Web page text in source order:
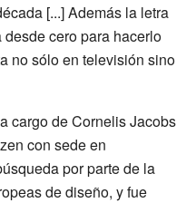
[...] Además la letra
cero para hacerlo
no sólo en televisión sino
cargo de Cornelis Jacobs
con sede en
por parte de la
de diseño, y fue